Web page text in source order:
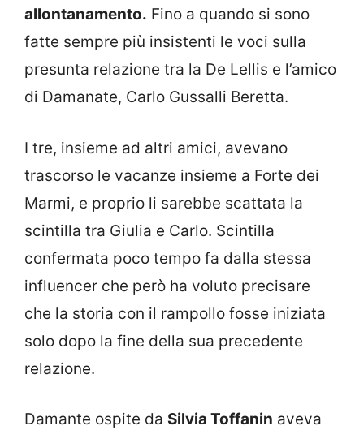
allontanamento. Fino a quando si sono
fatte sempre più insistenti le voci sulla
presunta relazione tra la De Lellis e l’amico
di Damanate, Carlo Gussalli Beretta.
I tre, insieme ad altri amici, avevano
trascorso le vacanze insieme a Forte dei
Marmi, e proprio li sarebbe scattata la
scintilla tra Giulia e Carlo. Scintilla
confermata poco tempo fa dalla stessa
influencer che però ha voluto precisare
che la storia con il rampollo fosse iniziata
solo dopo la fine della sua precedente
relazione.
Damante ospite da Silvia Toffanin aveva